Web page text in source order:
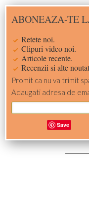
Skip
to
Skip
to
Skip
to
Skip
to
ABONEAZA-TE
Retete noi.
Clipuri video noi.
Articole recente.
Recenzii si alte
Promit ca nu va trimit
Adaugati adresa de
Save